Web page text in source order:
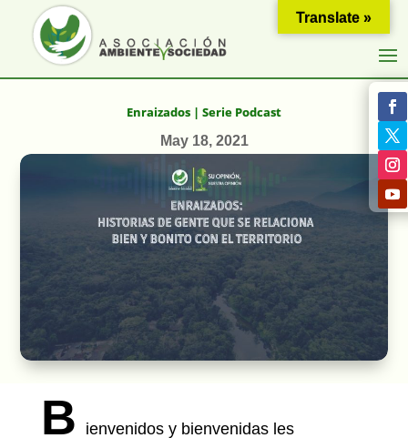
Enraizados | Serie Podcast
May 18, 2021
B
ienvenidos y bienvenidas les
Translate »